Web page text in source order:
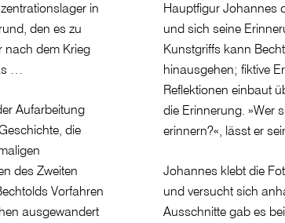
in
den es zu
nach dem Krieg
…
Aufarbeitung
die
des Zweiten
Vorfahren
ausgewandert
Hauptfigur Johannes
und sich seine
Kunstgriffs kann
hinausgehen; fiktive
Reflektionen einbaut
die Erinnerung. »Wer
erinnern?«, lässt er
Johannes klebt die
und versucht sich
Ausschnitte gab es